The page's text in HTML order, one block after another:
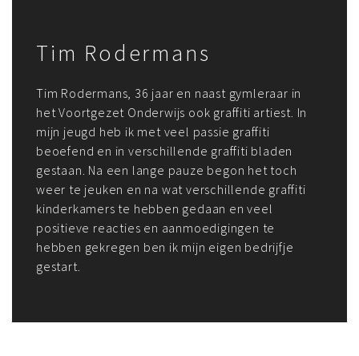
Tim Rodermans
Tim Rodermans, 36 jaar en naast gymleraar in
het Voortgezet Onderwijs ook graffiti artiest. In
mijn jeugd heb ik met veel passie graffiti
beoefend en in verschillende graffiti bladen
gestaan. Na een lange pauze begon het toch
weer te jeuken en na wat verschillende graffiti
kinderkamers te hebben gedaan en veel
positieve reacties en aanmoedigingen te
hebben gekregen ben ik mijn eigen bedrijfje
gestart.